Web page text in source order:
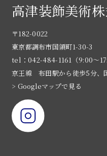
高津装飾美術
〒182-0022
東京都調布市国領町1-30-3
tel：042-484-1161（9:00〜
京王線 布田駅から徒歩5分、
> Googleマップで見る